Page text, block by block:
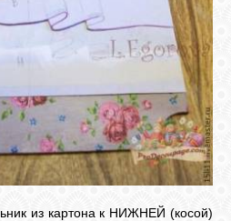
из картона к НИЖНЕЙ (косой)